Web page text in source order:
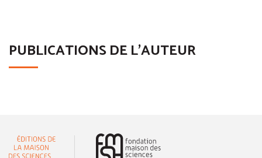
PUBLICATIONS DE L'AUTEUR